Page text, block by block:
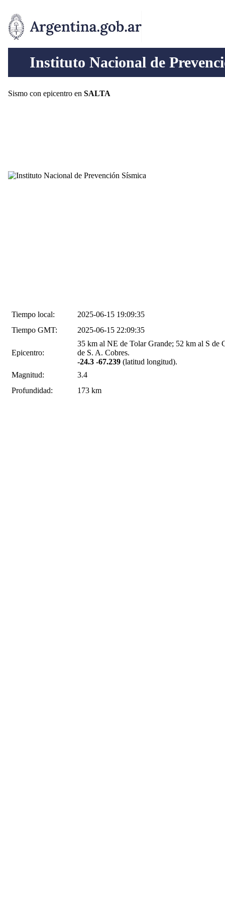
Instituto Nacional de
Sismo con epicentro en SALTA
Tiempo local:
2025-06-15 19:09:35
Tiempo GMT:
2025-06-15 22:09:35
Epicentro:
35 km al NE de Tolar Grande; 52 km al S de
de S. A. Cobres.
-24.3 -67.239 (latitud longitud).
Magnitud:
3.4
Profundidad:
173 km